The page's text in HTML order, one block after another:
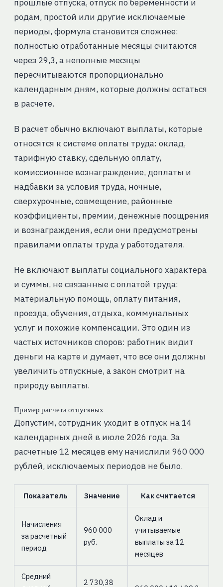
прошлые отпуска, отпуск по беременности и
родам, простой или другие исключаемые
периоды, формула становится сложнее:
полностью отработанные месяцы считаются
через 29,3, а неполные месяцы
пересчитываются пропорционально
календарным дням, которые должны остаться
в расчете.
В расчет обычно включают выплаты, которые
относятся к системе оплаты труда: оклад,
тарифную ставку, сдельную оплату,
комиссионное вознаграждение, доплаты и
надбавки за условия труда, ночные,
сверхурочные, совмещение, районные
коэффициенты, премии, денежные поощрения
и вознаграждения, если они предусмотрены
правилами оплаты труда у работодателя.
Не включают выплаты социального характера
и суммы, не связанные с оплатой труда:
материальную помощь, оплату питания,
проезда, обучения, отдыха, коммунальных
услуг и похожие компенсации. Это один из
частых источников споров: работник видит
деньги на карте и думает, что все они должны
увеличить отпускные, а закон смотрит на
природу выплаты.
Пример расчета отпускных
Допустим, сотрудник уходит в отпуск на 14
календарных дней в июле 2026 года. За
расчетные 12 месяцев ему начислили 960 000
рублей, исключаемых периодов не было.
Показатель Значение Как считается
Начисления
за расчетный
период
960 000
руб.
Оклад и
учитываемые
выплаты за 12
месяцев
Средний
2 730,38